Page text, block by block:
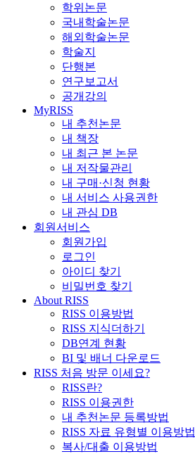
학위논문
국내학술논문
해외학술논문
학술지
단행본
연구보고서
공개강의
MyRISS
내 추천논문
내 책장
내 최근 본 논문
내 저작물관리
내 구매·신청 현황
내 서비스 사용권한
내 관심 DB
회원서비스
회원가입
로그인
아이디 찾기
비밀번호 찾기
About RISS
RISS 이용방법
RISS 지식더하기
DB연계 현황
BI 및 배너 다운로드
RISS 처음 방문 이세요?
RISS란?
RISS 이용권한
내 추천논문 등록방법
RISS 자료 유형별 이용방법
복사/대출 이용방법